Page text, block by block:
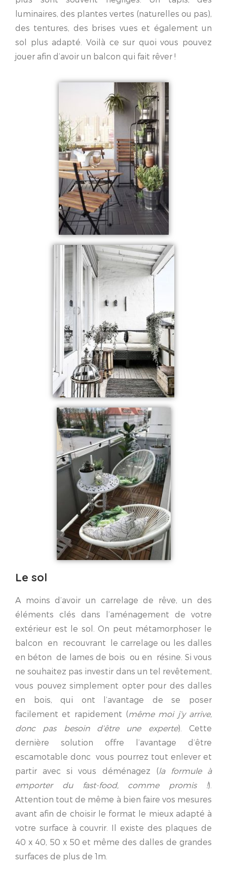
luminaires, des plantes vertes (naturelles ou pas),
des tentures, des brises vues et également un
sol plus adapté. Voilà ce sur quoi vous pouvez
jouer afin d’avoir un balcon qui fait rêver !
Le sol
A moins d’avoir un carrelage de rêve, un des
éléments clés dans l’aménagement de votre
extérieur est le sol. On peut métamorphoser le
balcon en recouvrant le carrelage ou les dalles
en béton de lames de bois ou en résine. Si vous
ne souhaitez pas investir dans un tel revêtement,
vous pouvez simplement opter pour des dalles
en bois, qui ont l’avantage de se poser
facilement et rapidement (même moi j’y arrive,
donc pas besoin d’être une experte). Cette
dernière solution offre l’avantage d’être
escamotable donc vous pourrez tout enlever et
partir avec si vous déménagez (la formule à
emporter du fast-food, comme promis !).
Attention tout de même à bien faire vos mesures
avant afin de choisir le format le mieux adapté à
votre surface à couvrir. Il existe des plaques de
40 x 40, 50 x 50 et même des dalles de grandes
surfaces de plus de 1m.